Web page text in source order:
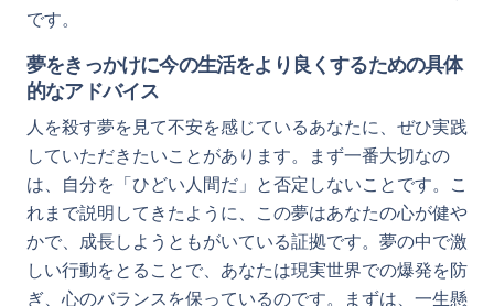
です。
夢をきっかけに今の生活をより良くするための具体
的なアドバイス
人を殺す夢を見て不安を感じているあなたに、ぜひ実践
していただきたいことがあります。まず一番大切なの
は、自分を「ひどい人間だ」と否定しないことです。こ
れまで説明してきたように、この夢はあなたの心が健や
かで、成長しようともがいている証拠です。夢の中で激
しい行動をとることで、あなたは現実世界での爆発を防
ぎ、心のバランスを保っているのです。まずは、一生懸